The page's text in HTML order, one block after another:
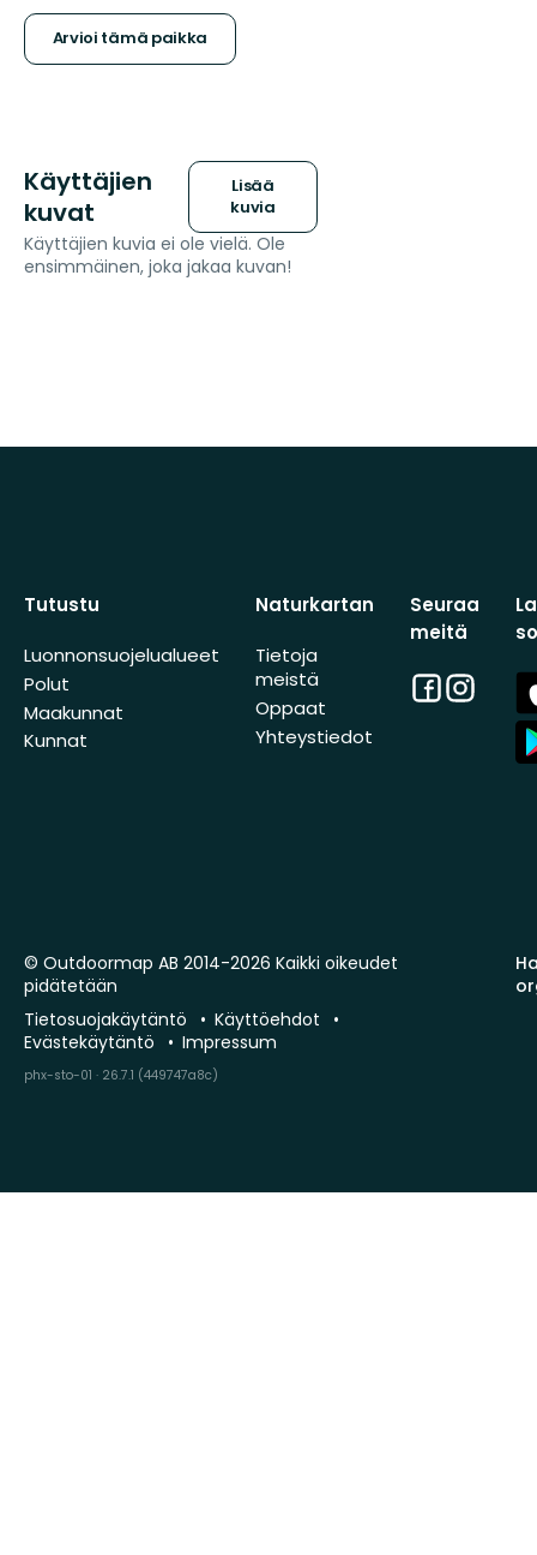
Arvioi tämä paikka
Käyttäjien
kuvat
Lisää
kuvia
Käyttäjien kuvia ei ole vielä. Ole
ensimmäinen, joka jakaa kuvan!
Tutustu
Luonnonsuojelualueet
Polut
Maakunnat
Kunnat
Naturkartan
Tietoja
meistä
Oppaat
Yhteystiedot
Seuraa
meitä
Facebook
© Outdoormap AB 2014-2026 Kaikki oikeudet
pidätetään
Tietosuojakäytäntö
Käyttöehdot
Evästekäytäntö
Impressum
phx-sto-01 · 26.7.1 (449747a8c)